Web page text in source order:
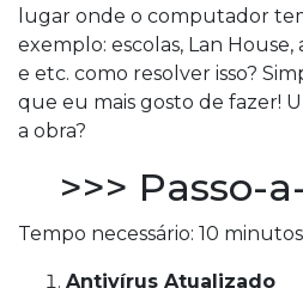
lugar onde o computador
exemplo: escolas, Lan
e etc. como resolver isso?
que eu mais gosto de fazer!
a obra?
>>> Passo-
Tempo necessário: 10 minutos
Antivírus Atualizado